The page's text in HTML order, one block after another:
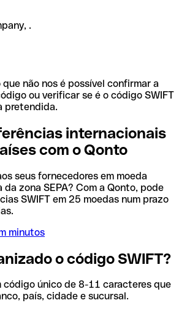
.
não nos é possível confirmar a
ou verificar se é o código SWIFT
pretendida.
internacionais
com o Qonto
seus fornecedores em moeda
zona SEPA? Com a Qonto, pode
SWIFT em 25 moedas num prazo
minutos
o código SWIFT?
código único de 8-11 caracteres que
país, cidade e sucursal.